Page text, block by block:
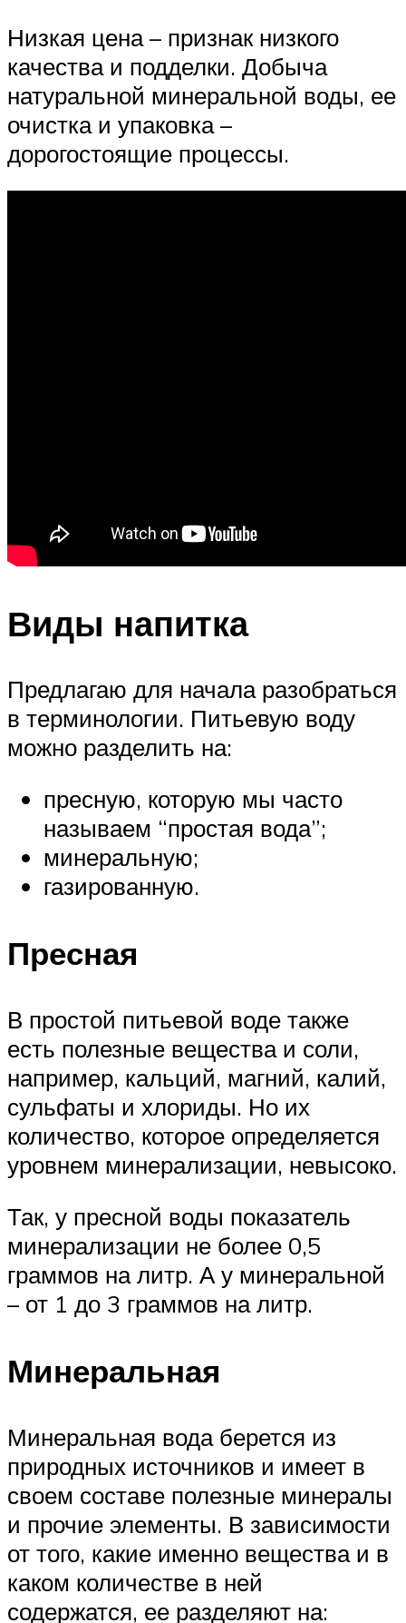
Низкая цена – признак низкого
качества и подделки. Добыча
натуральной минеральной воды, ее
очистка и упаковка –
дорогостоящие процессы.
Виды напитка
Предлагаю для начала разобраться
в терминологии. Питьевую воду
можно разделить на:
пресную, которую мы часто
называем “простая вода”;
минеральную;
газированную.
Пресная
В простой питьевой воде также
есть полезные вещества и соли,
например, кальций, магний, калий,
сульфаты и хлориды. Но их
количество, которое определяется
уровнем минерализации, невысоко.
Так, у пресной воды показатель
минерализации не более 0,5
граммов на литр. А у минеральной
– от 1 до 3 граммов на литр.
Минеральная
Минеральная вода берется из
природных источников и имеет в
своем составе полезные минералы
и прочие элементы. В зависимости
от того, какие именно вещества и в
каком количестве в ней
содержатся, ее разделяют на: